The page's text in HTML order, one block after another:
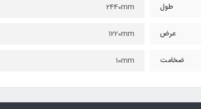
طول 2440mm
عرض 1220mm
ضخامت 10mm